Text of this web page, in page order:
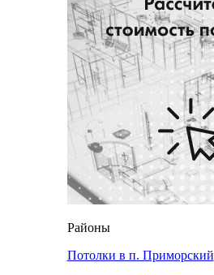
Районы
Потолки в п. Приморский